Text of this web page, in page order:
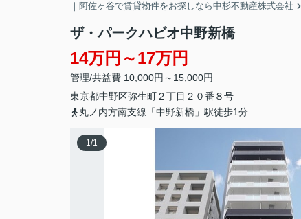
｜阿佐ヶ谷で賃貸物件をお探しなら中杉不動産株式会社
ザ・パークハビオ中野新橋
14万円～17万円
管理/共益費 10,000円～15,000円
東京都中野区弥生町２丁目２０番８号
丸ノ内方南支線「中野新橋」駅徒歩1分
1/1